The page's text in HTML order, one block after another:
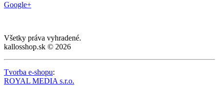
Google+
Všetky práva vyhradené.
kallosshop.sk © 2026
Tvorba e-shopu:
ROYAL MEDIA s.r.o.